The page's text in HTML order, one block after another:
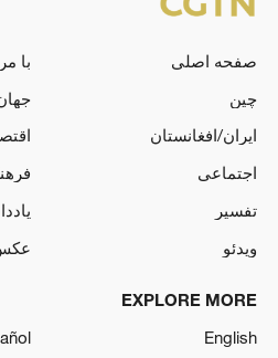
صفحه اصلی
با
چین
ایران/افغانستان
اجتماعی
تفسیر
ویدئو
EXPLORE MORE
English